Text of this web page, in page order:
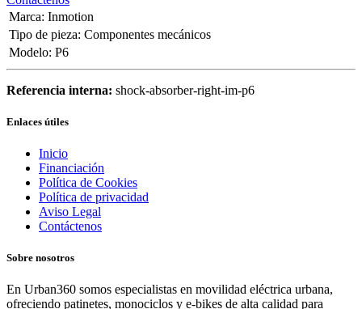
Marca: Inmotion
Tipo de pieza: Componentes mecánicos
Modelo: P6
Referencia interna: shock-absorber-right-im-p6
Enlaces útiles
Inicio
Financiación
Política de Cookies
Política de privacidad
Aviso Legal
Contáctenos
Sobre nosotros
En Urban360 somos especialistas en movilidad eléctrica urbana,
ofreciendo patinetes, monociclos y e-bikes de alta calidad para